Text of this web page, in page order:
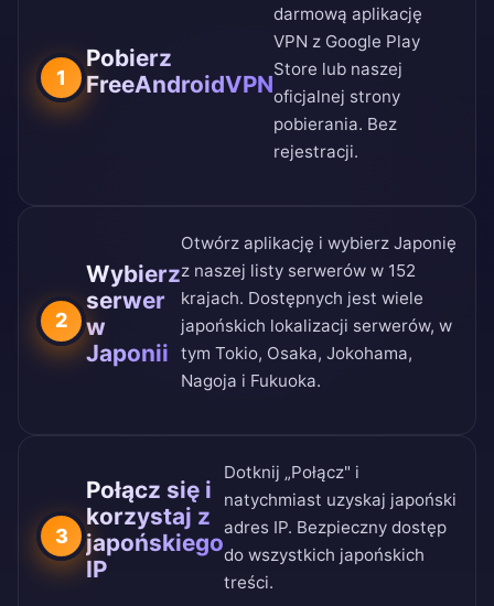
1
Pobierz
FreeAndroidVPN
darmową aplikację
VPN z Google Play
Store lub naszej
oficjalnej strony
pobierania. Bez
rejestracji.
2
Wybierz
serwer
w
Japonii
Otwórz aplikację i wybierz Japonię
z naszej listy serwerów w 152
krajach. Dostępnych jest wiele
japońskich lokalizacji serwerów, w
tym Tokio, Osaka, Jokohama,
Nagoja i Fukuoka.
3
Połącz się i
korzystaj z
japońskiego
IP
Dotknij „Połącz" i
natychmiast uzyskaj japoński
adres IP. Bezpieczny dostęp
do wszystkich japońskich
treści.